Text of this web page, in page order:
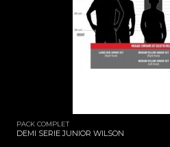
PACK COMPLET
DEMI SERIE JUNIOR WILSON